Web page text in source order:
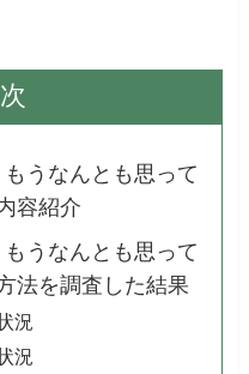
もうなんとも思って
容紹介
もうなんとも思って
法を調査した結果
況
況